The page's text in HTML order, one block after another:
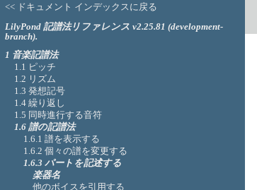
<< ドキュメント インデックスに戻る
LilyPond 記譜法リファレンス v2.25.81 (development-
branch).
1 音楽記譜法
1.1 ピッチ
1.2 リズム
1.3 発想記号
1.4 繰り返し
1.5 同時進行する音符
1.6 譜の記譜法
1.6.1 譜を表示する
1.6.2 個々の譜を変更する
1.6.3 パートを記述する
楽器名
他のボイスを引用する